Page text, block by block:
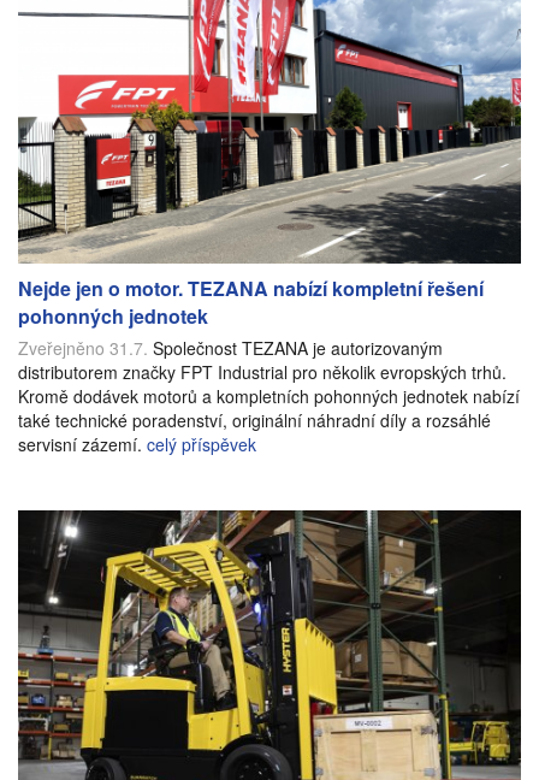
Nejde jen o motor. TEZANA nabízí kompletní řešení
pohonných jednotek
Zveřejněno 31.7. Společnost TEZANA je autorizovaným
distributorem značky FPT Industrial pro několik evropských trhů.
Kromě dodávek motorů a kompletních pohonných jednotek nabízí
také technické poradenství, originální náhradní díly a rozsáhlé
servisní zázemí. celý příspěvek